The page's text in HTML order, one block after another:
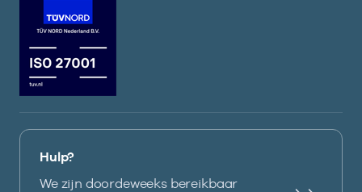
Hulp?
We zijn doordeweeks bereikbaar